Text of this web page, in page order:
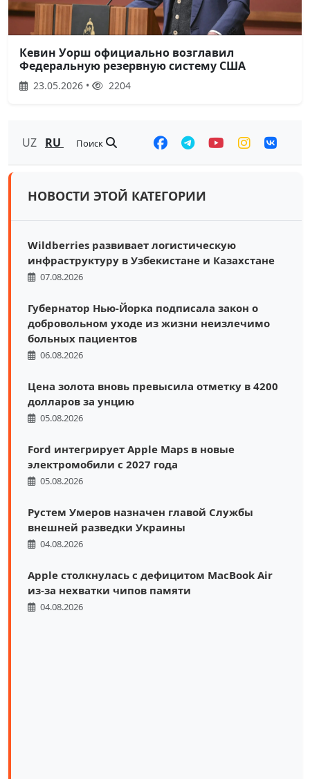
Кевин Уорш официально возглавил
Федеральную резервную систему США
23.05.2026 • 2204
UZ RU Поиск
НОВОСТИ ЭТОЙ КАТЕГОРИИ
Wildberries развивает логистическую
инфраструктуру в Узбекистане и Казахстане
07.08.2026
Губернатор Нью-Йорка подписала закон о
добровольном уходе из жизни неизлечимо
больных пациентов
06.08.2026
Цена золота вновь превысила отметку в 4200
долларов за унцию
05.08.2026
Ford интегрирует Apple Maps в новые
электромобили с 2027 года
05.08.2026
Рустем Умеров назначен главой Службы
внешней разведки Украины
04.08.2026
Apple столкнулась с дефицитом MacBook Air
из-за нехватки чипов памяти
04.08.2026